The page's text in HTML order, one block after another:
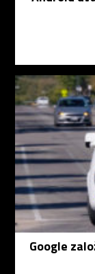
Google